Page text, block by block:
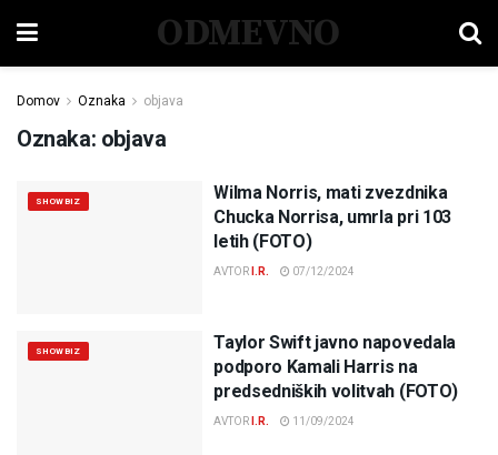
ODMEVNO
Domov Oznaka objava
Oznaka: objava
SHOWBIZ
Wilma Norris, mati zvezdnika
Chucka Norrisa, umrla pri 103
letih (FOTO)
AVTOR I.R. 07/12/2024
SHOWBIZ
Taylor Swift javno napovedala
podporo Kamali Harris na
predsedniških volitvah (FOTO)
AVTOR I.R. 11/09/2024